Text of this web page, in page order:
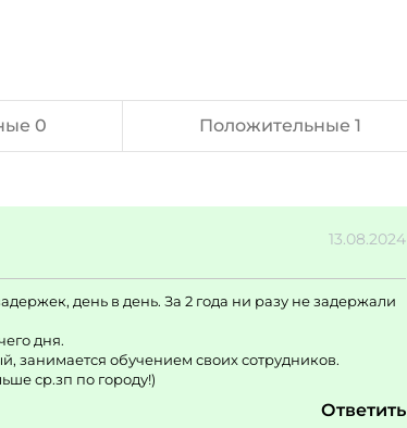
0 Положительные 1
13.08.2024
день в день. За 2 года ни разу не задержали
дня.
занимается обучением своих сотрудников.
ср.зп по городу!)
Ответить